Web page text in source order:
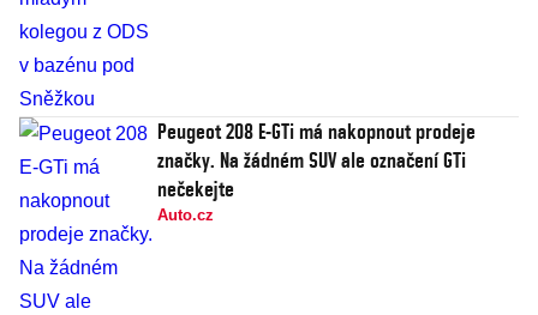
Peugeot 208 E-GTi má nakopnout prodeje
značky. Na žádném SUV ale označení GTi
nečekejte
Auto.cz